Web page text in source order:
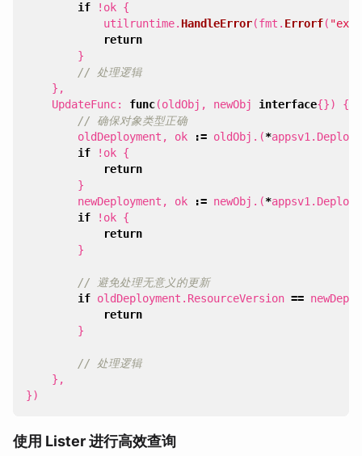
if
! ok {
utilruntime. HandleError(fmt . Errorf(
return
}
// 处理逻辑
},
UpdateFunc: func(oldObj , newObj interface{})
{
// 确保对象类型正确
oldDeployment , ok := oldObj .(*appsv1 .
if
! ok {
return
}
newDeployment , ok := newObj .(*appsv1 .
if
! ok {
return
}
// 避免处理无意义的更新
if oldDeployment . ResourceVersion ==
return
}
// 处理逻辑
},
})
使用 Lister 进行高效查询